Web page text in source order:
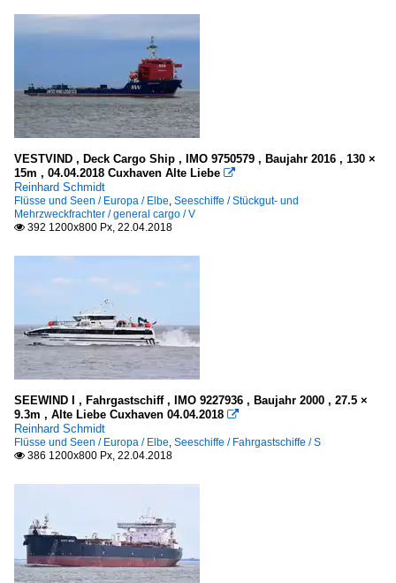
VESTVIND , Deck Cargo Ship , IMO 9750579 , Baujahr 2016 , 130 ×
15m , 04.04.2018 Cuxhaven Alte Liebe 
Reinhard Schmidt
Flüsse und Seen / Europa / Elbe, Seeschiffe / Stückgut- und
Mehrzweckfrachter / general cargo / V
 392 1200x800 Px, 22.04.2018
SEEWIND I , Fahrgastschiff , IMO 9227936 , Baujahr 2000 , 27.5 ×
9.3m , Alte Liebe Cuxhaven 04.04.2018 
Reinhard Schmidt
Flüsse und Seen / Europa / Elbe, Seeschiffe / Fahrgastschiffe / S
 386 1200x800 Px, 22.04.2018